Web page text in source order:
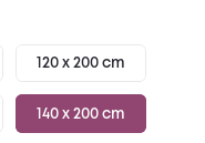
120 x 200 cm
140 x 200 cm